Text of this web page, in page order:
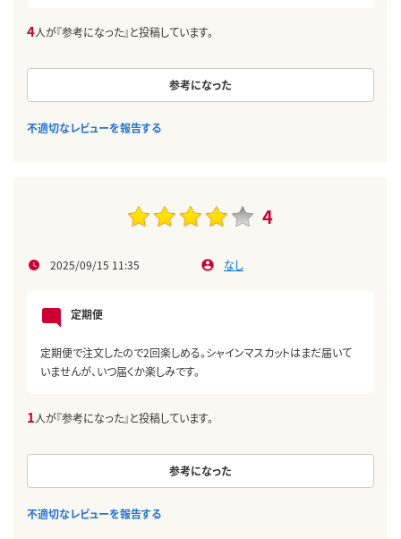
4人が『参考になった』と投稿しています。
参考になった
不適切なレビューを報告する
4
2025/09/15 11:35 なし
定期便
定期便で注文したので2回楽しめる。シャインマスカットはまだ届いて
いませんが、いつ届くか楽しみです。
1人が『参考になった』と投稿しています。
参考になった
不適切なレビューを報告する